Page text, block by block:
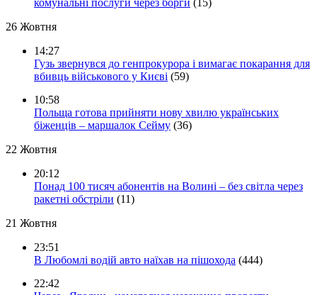
комунальні послуги через борги (15)
26 Жовтня
14:27
Гузь звернувся до генпрокурора і вимагає покарання для
вбивць військового у Києві (59)
10:58
Польща готова прийняти нову хвилю українських
біженців – маршалок Сейму (36)
22 Жовтня
20:12
Понад 100 тисяч абонентів на Волині – без світла через
ракетні обстріли (11)
21 Жовтня
23:51
В Любомлі водій авто наїхав на пішохода (444)
22:42